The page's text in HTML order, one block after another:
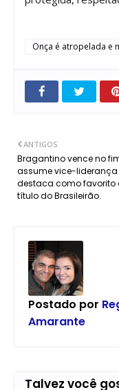
Onça é atropelada e
ANTIGOS
Bragantino vence no
assume vice-liderança
destaca como favorito
título do Brasileirão.
Postado por
Amarante
Talvez você